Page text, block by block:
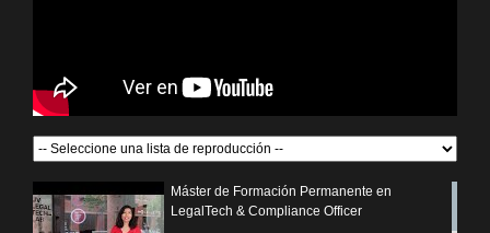
Máster de Formación Permanente en
LegalTech & Compliance Officer